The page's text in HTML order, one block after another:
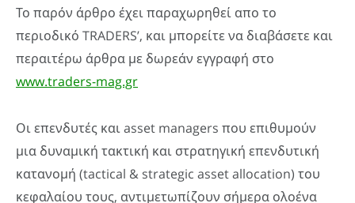
Το παρόν άρθρο έχει παραχωρηθεί απο το
περιοδικό TRADERS’, και μπορείτε να διαβάσετε και
περαιτέρω άρθρα με δωρεάν εγγραφή στο
www.traders-mag.gr
Οι επενδυτές και asset managers που επιθυμούν
μια δυναμική τακτική και στρατηγική επενδυτική
κατανομή (tactical & strategic asset allocation) του
κεφαλαίου τους, αντιμετωπίζουν σήμερα ολοένα